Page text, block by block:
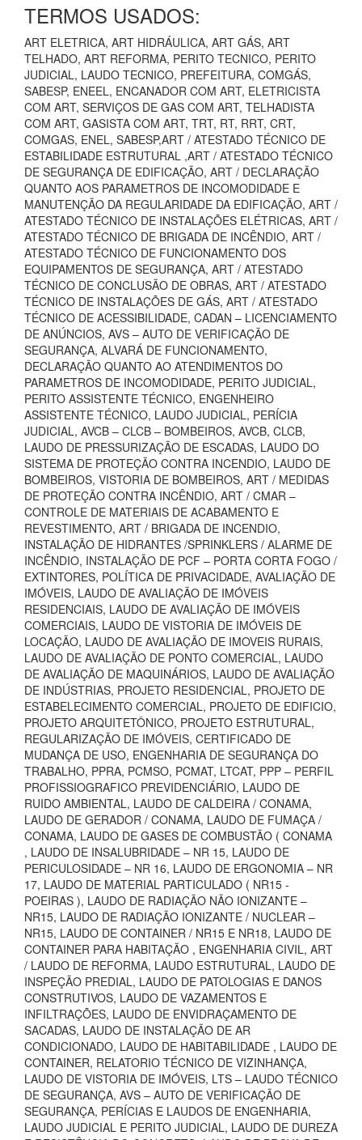
TERMOS USADOS:
ART ELETRICA, ART HIDRÁULICA, ART GÁS, ART
TELHADO, ART REFORMA, PERITO TECNICO, PERITO
JUDICIAL, LAUDO TECNICO, PREFEITURA, COMGÁS,
SABESP, ENEEL, ENCANADOR COM ART, ELETRICISTA
COM ART, SERVIÇOS DE GAS COM ART, TELHADISTA
COM ART, GASISTA COM ART, TRT, RT, RRT, CRT,
COMGAS, ENEL, SABESP,ART / ATESTADO TÉCNICO DE
ESTABILIDADE ESTRUTURAL ,ART / ATESTADO TÉCNICO
DE SEGURANÇA DE EDIFICAÇÃO, ART / DECLARAÇÃO
QUANTO AOS PARAMETROS DE INCOMODIDADE E
MANUTENÇÃO DA REGULARIDADE DA EDIFICAÇÃO, ART /
ATESTADO TÉCNICO DE INSTALAÇÕES ELÉTRICAS, ART /
ATESTADO TÉCNICO DE BRIGADA DE INCÊNDIO, ART /
ATESTADO TÉCNICO DE FUNCIONAMENTO DOS
EQUIPAMENTOS DE SEGURANÇA, ART / ATESTADO
TÉCNICO DE CONCLUSÃO DE OBRAS, ART / ATESTADO
TÉCNICO DE INSTALAÇÕES DE GÁS, ART / ATESTADO
TÉCNICO DE ACESSIBILIDADE, CADAN – LICENCIAMENTO
DE ANÚNCIOS, AVS – AUTO DE VERIFICAÇÃO DE
SEGURANÇA, ALVARÁ DE FUNCIONAMENTO,
DECLARAÇÃO QUANTO AO ATENDIMENTOS DO
PARAMETROS DE INCOMODIDADE, PERITO JUDICIAL,
PERITO ASSISTENTE TÉCNICO, ENGENHEIRO
ASSISTENTE TÉCNICO, LAUDO JUDICIAL, PERÍCIA
JUDICIAL, AVCB – CLCB – BOMBEIROS, AVCB, CLCB,
LAUDO DE PRESSURIZAÇÃO DE ESCADAS, LAUDO DO
SISTEMA DE PROTEÇÃO CONTRA INCENDIO, LAUDO DE
BOMBEIROS, VISTORIA DE BOMBEIROS, ART / MEDIDAS
DE PROTEÇÃO CONTRA INCÊNDIO, ART / CMAR –
CONTROLE DE MATERIAIS DE ACABAMENTO E
REVESTIMENTO, ART / BRIGADA DE INCENDIO,
INSTALAÇÃO DE HIDRANTES /SPRINKLERS / ALARME DE
INCÊNDIO, INSTALAÇÃO DE PCF – PORTA CORTA FOGO /
EXTINTORES, POLÍTICA DE PRIVACIDADE, AVALIAÇÃO DE
IMÓVEIS, LAUDO DE AVALIAÇÃO DE IMÓVEIS
RESIDENCIAIS, LAUDO DE AVALIAÇÃO DE IMÓVEIS
COMERCIAIS, LAUDO DE VISTORIA DE IMÓVEIS DE
LOCAÇÃO, LAUDO DE AVALIAÇÃO DE IMOVEIS RURAIS,
LAUDO DE AVALIAÇÃO DE PONTO COMERCIAL, LAUDO
DE AVALIAÇÃO DE MAQUINÁRIOS, LAUDO DE AVALIAÇÃO
DE INDÚSTRIAS, PROJETO RESIDENCIAL, PROJETO DE
ESTABELECIMENTO COMERCIAL, PROJETO DE EDIFICIO,
PROJETO ARQUITETÔNICO, PROJETO ESTRUTURAL,
REGULARIZAÇÃO DE IMÓVEIS, CERTIFICADO DE
MUDANÇA DE USO, ENGENHARIA DE SEGURANÇA DO
TRABALHO, PPRA, PCMSO, PCMAT, LTCAT, PPP – PERFIL
PROFISSIOGRAFICO PREVIDENCIÁRIO, LAUDO DE
RUIDO AMBIENTAL, LAUDO DE CALDEIRA / CONAMA,
LAUDO DE GERADOR / CONAMA, LAUDO DE FUMAÇA /
CONAMA, LAUDO DE GASES DE COMBUSTÃO ( CONAMA
, LAUDO DE INSALUBRIDADE – NR 15, LAUDO DE
PERICULOSIDADE – NR 16, LAUDO DE ERGONOMIA – NR
17, LAUDO DE MATERIAL PARTICULADO ( NR15 -
POEIRAS ), LAUDO DE RADIAÇÃO NÃO IONIZANTE –
NR15, LAUDO DE RADIAÇÃO IONIZANTE / NUCLEAR –
NR15, LAUDO DE CONTAINER / NR15 E NR18, LAUDO DE
CONTAINER PARA HABITAÇÃO , ENGENHARIA CIVIL, ART
/ LAUDO DE REFORMA, LAUDO ESTRUTURAL, LAUDO DE
INSPEÇÃO PREDIAL, LAUDO DE PATOLOGIAS E DANOS
CONSTRUTIVOS, LAUDO DE VAZAMENTOS E
INFILTRAÇÕES, LAUDO DE ENVIDRAÇAMENTO DE
SACADAS, LAUDO DE INSTALAÇÃO DE AR
CONDICIONADO, LAUDO DE HABITABILIDADE , LAUDO DE
CONTAINER, RELATORIO TÉCNICO DE VIZINHANÇA,
LAUDO DE VISTORIA DE IMÓVEIS, LTS – LAUDO TÉCNICO
DE SEGURANÇA, AVS – AUTO DE VERIFICAÇÃO DE
SEGURANÇA, PERÍCIAS E LAUDOS DE ENGENHARIA,
LAUDO JUDICIAL E PERITO JUDICIAL, LAUDO DE DUREZA